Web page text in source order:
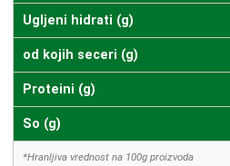
Ugljeni hidrati (g)
od kojih seceri (g)
Proteini (g)
So (g)
*Hranljiva vrednost na 100g proizvoda